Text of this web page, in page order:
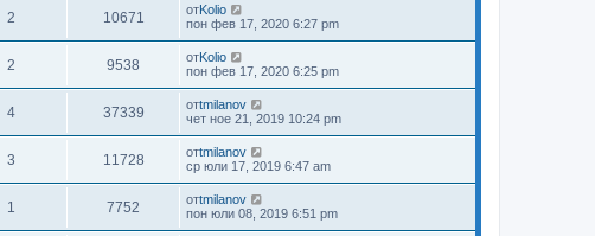
2 10671 отKolio
пон фев 17, 2020 6:27 pm
2 9538 отKolio
пон фев 17, 2020 6:25 pm
4 37339 отtmilanov
чет ное 21, 2019 10:24 pm
3 11728 отtmilanov
ср юли 17, 2019 6:47 am
1 7752 отtmilanov
пон юли 08, 2019 6:51 pm